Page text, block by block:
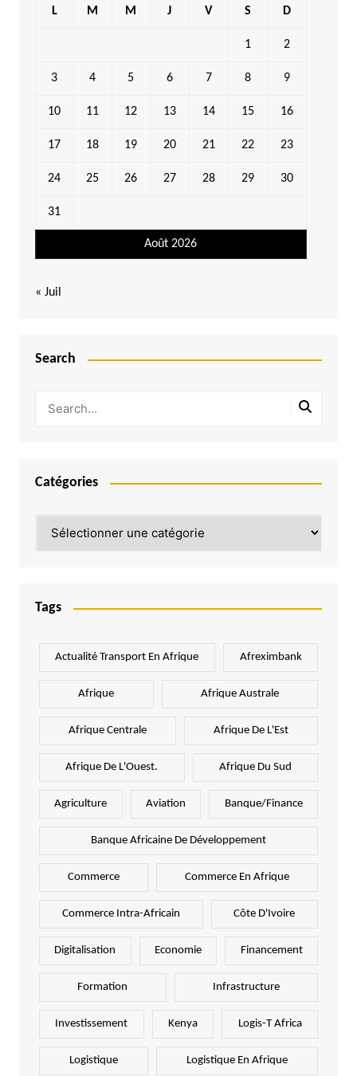
Août 2026
L M M J V S D
1 2
3 4 5 6 7 8 9
10 11 12 13 14 15 16
17 18 19 20 21 22 23
24 25 26 27 28 29 30
31
« Juil
Search
Catégories
Tags
Actualité Transport En Afrique Afreximbank
Afrique Afrique Australe
Afrique Centrale Afrique De L'Est
Afrique De L'Ouest. Afrique Du Sud
Agriculture Aviation Banque/Finance
Banque Africaine De Développement
Commerce Commerce En Afrique
Commerce Intra-Africain Côte D'Ivoire
Digitalisation Economie Financement
Formation Infrastructure
Investissement Kenya Logis-T Africa
Logistique Logistique En Afrique